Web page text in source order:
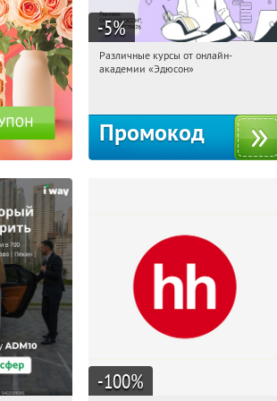
-5%
00:09:19 Получили:
Различные курсы от онлайн-
академии «Эдюсон»
Промокод
-100%